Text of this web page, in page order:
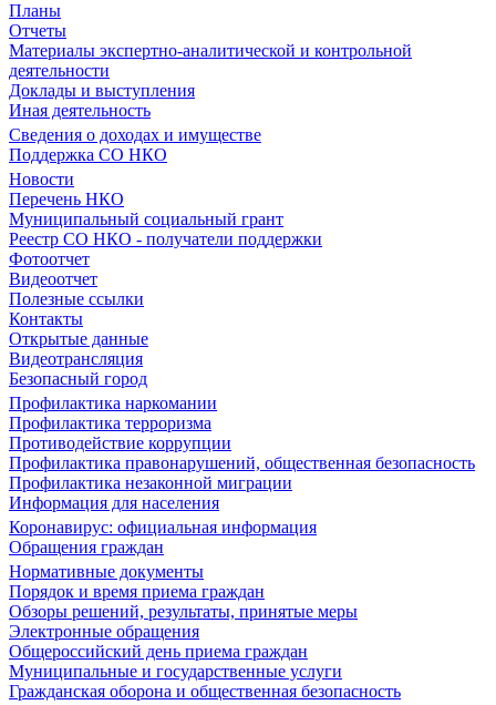
Планы
Отчеты
Материалы экспертно-аналитической и контрольной
деятельности
Доклады и выступления
Иная деятельность
Сведения о доходах и имуществе
Поддержка СО НКО
Новости
Перечень НКО
Муниципальный социальный грант
Реестр СО НКО - получатели поддержки
Фотоотчет
Видеоотчет
Полезные ссылки
Контакты
Открытые данные
Видеотрансляция
Безопасный город
Профилактика наркомании
Профилактика терроризма
Противодействие коррупции
Профилактика правонарушений, общественная безопасность
Профилактика незаконной миграции
Информация для населения
Коронавирус: официальная информация
Обращения граждан
Нормативные документы
Порядок и время приема граждан
Обзоры решений, результаты, принятые меры
Электронные обращения
Общероссийский день приема граждан
Муниципальные и государственные услуги
Гражданская оборона и общественная безопасность